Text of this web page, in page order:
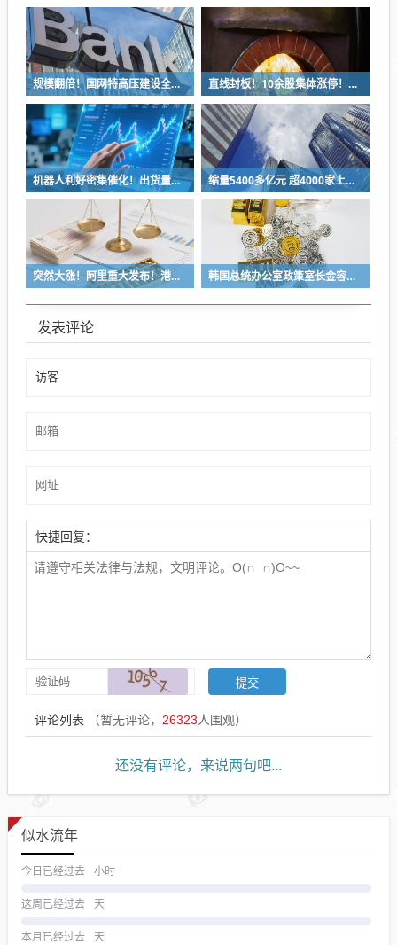
规模翻倍！国网特高压建设全面提速 多股业绩有望高增长(名单) 直线封板！10余股集体涨停！千亿级投资增量引爆万亿赛道
机器人利好密集催化！出货量未来或16倍增长 缩量5400多亿元 超4000家上涨！8月首个交易日 A股这些细节值得关注
突然大涨！阿里重大发布！港股突现六大利好！ 韩国总统办公室政策室长金容范因“仓促引入杠杆ETF”面临刑事指控
发表评论
快捷回复：
评论列表 （暂无评论， 26323人围观）
还没有评论，来说两句吧...
似水流年
今日已经过去 小时
这周已经过去 天
本月已经过去 天